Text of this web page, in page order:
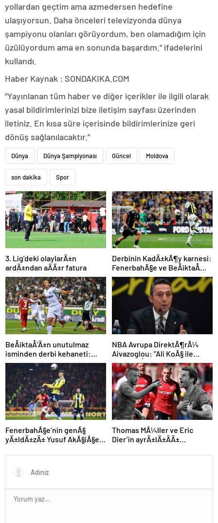
yollardan geçtim ama azmedersen hedefine
ulaşıyorsun. Daha önceleri televizyonda dünya
şampiyonu olanları görüyordum, ben olamadığım için
üzülüyordum ama en sonunda başardım.” ifadelerini
kullandı.
Haber Kaynak : SONDAKIKA.COM
“Yayınlanan tüm haber ve diğer içerikler ile ilgili olarak
yasal bildirimlerinizi bize iletişim sayfası üzerinden
iletiniz. En kısa süre içerisinde bildirimlerinize geri
dönüş sağlanılacaktır.”
Dünya Dünya Şampiyonası Güncel Moldova
son dakika Spor
3. Lig’deki olaylarÄ±n
ardÄ±ndan aÄÄ±r fatura
Derbinin KadÄ±kÃ¶y karnesi:
FenerbahÃ§e ve BeÅiktaÅ
iÃ§in dikkat Ã§ekenÂ sayÄ±
BeÅiktaÅ’Ä±n unutulmaz
isminden derbi kehaneti:
“Zor olacak ama kazanacak”
NBA Avrupa DirektÃ¶rÃ¼
Aivazoglou: “Ali KoÃ§ ile
gÃ¶rÃ¼ÅtÃ¼k”
FenerbahÃ§e’nin genÃ§
yÄ±ldÄ±zÄ± Yusuf AkÃ§iÃ§ek
edebilir
Thomas MÃ¼ller ve Eric
Dier’in ayrÄ±lÄ±ÄÄ±
Ã§Ä±lgÄ±n plan